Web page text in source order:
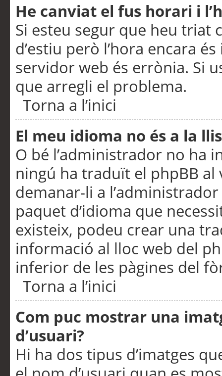
He canviat el fus horari i
Si esteu segur que heu triat
d’estiu però l’hora encara
servidor web és errònia. Si
que arregli el problema.
Torna a l’inici
El meu idioma no és a la
O bé l’administrador no ha
ningú ha traduït el phpBB
demanar-li a
paquet d’idioma que
existeix, podeu crear una
informació al lloc web del
inferior de les pàgines del
Torna a l’inici
Com puc mostrar una
d’usuari?
Hi ha dos tipus d’imatges